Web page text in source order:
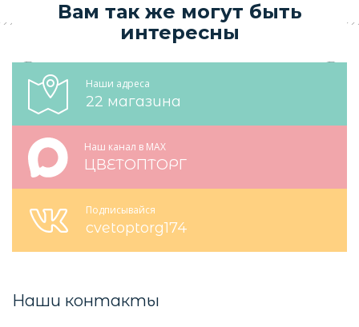
Вам так же могут быть
интересны
Наши адреса
22 магазина
Наш канал в MAX
ЦВЕТОПТОРГ
Подписывайся
cvetoptorg174
Наши контакты